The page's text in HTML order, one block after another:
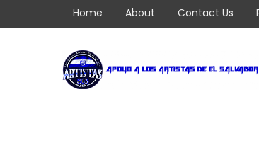
Home About Contact Us